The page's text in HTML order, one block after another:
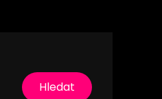
Hledat